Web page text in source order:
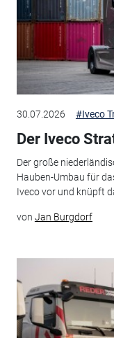
30.07.2026 #Iveco
Der Iveco
Der große
Hauben-Umbau für
Iveco vor und knüpft
von Jan Burgdorf